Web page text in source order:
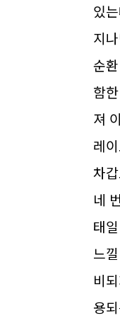
있
지
순
함
져
레
차
네
태
느
비
용